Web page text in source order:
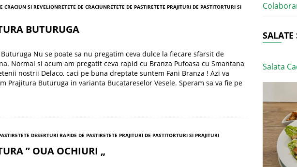
CRACIUN SI REVELIONRETETE DE CRACIUNRETETE DE PASTIRETETE PRAJITURI DE PASTITORTURI SI
BUTURUGA
Nu se poate sa nu pregatim ceva dulce la fiecare sfarsit de
Normal si acum am pregatit ceva rapid cu Branza Pufoasa cu Smantana
nostrii Delaco, caci pe buna dreptate suntem Fani Branza ! Azi va
Prajitura Buturuga in varianta Bucatareselor Vesele. Speram sa va fie pe
RETETE DESERTURI RAPIDE DE PASTIRETETE PRAJITURI DE PASTITORTURI SI PRAJITURI
” OUA OCHIURI „
SALATE
Salata